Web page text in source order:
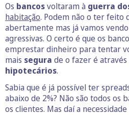
Os bancosvoltaram à guerra
habitação. Podem não o ter feito
abertamente mas já vamos
agressivas. O certo é que os
emprestar dinheiro para tentar
mais segura de o fazer é através
hipotecários.
Sabia que é já possível ter
abaixo de 2%? Não são todos os
os clientes. Mas daí a